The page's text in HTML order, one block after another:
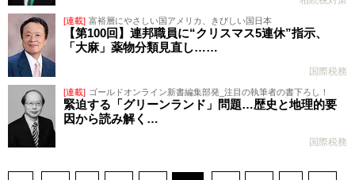
[連載] 富裕層にやさしい国アメリカ、きびしい国日本
【第100回】連邦職員に“クリスマス5連休”指示、
「大麻」薬物分類見直し……
国際税務
[連載] ゴールドオンライン新書編集部発_注目の執筆者の書下ろし！
緊迫する「グリーンランド」問題…歴史と地理的要
因から読み解く…
国際税務